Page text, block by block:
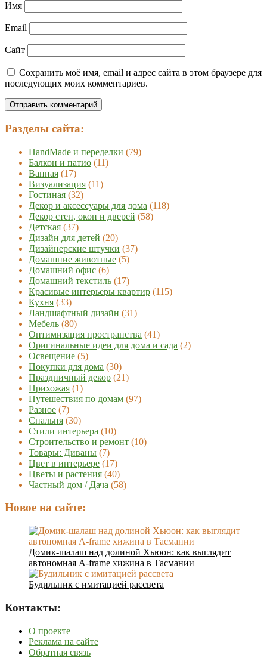
Имя
Email
Сайт
Сохранить моё имя, email и адрес сайта в этом браузере для
последующих моих комментариев.
Разделы сайта:
HandMade и переделки (79)
Балкон и патио (11)
Ванная (17)
Визуализация (11)
Гостиная (32)
Декор и аксессуары для дома (118)
Декор стен, окон и дверей (58)
Детская (37)
Дизайн для детей (20)
Дизайнерские штучки (37)
Домашние животные (5)
Домашний офис (6)
Домашний текстиль (17)
Красивые интерьеры квартир (115)
Кухня (33)
Ландшафтный дизайн (31)
Мебель (80)
Оптимизация пространства (41)
Оригинальные идеи для дома и сада (2)
Освещение (5)
Покупки для дома (30)
Праздничный декор (21)
Прихожая (1)
Путешествия по домам (97)
Разное (7)
Спальня (30)
Стили интерьера (10)
Строительство и ремонт (10)
Товары: Диваны (7)
Цвет в интерьере (17)
Цветы и растения (40)
Частный дом / Дача (58)
Новое на сайте:
Домик-шалаш над долиной Хьюон: как выглядит
автономная A-frame хижина в Тасмании
Будильник с имитацией рассвета
Контакты:
О проекте
Реклама на сайте
Обратная связь